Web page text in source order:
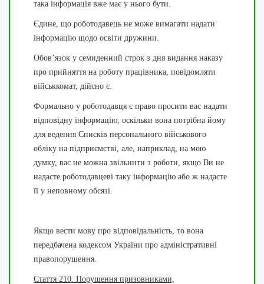
така інформація вже має у нього бути.
Єдине, що роботодавець не може вимагати надати
інформацію щодо освіти дружини.
Обов’язок у семиденний строк з дня видання наказу
про прийняття на роботу працівника, повідомляти
військкомат, дійсно є.
Формально у роботодавця є право просити вас надати
відповідну інформацію, оскільки вона потрібна йому
для ведення Списків персонального військового
обліку на підприємстві, але, наприклад, на мою
думку, вас не можна звільнити з роботи, якщо Ви не
надасте роботодавцеві таку інформацію або ж надасте
її у неповному обсязі.
Якщо вести мову про відповідальність, то вона
передбачена кодексом України про адміністративні
правопорушення.
Стаття 210. Порушення призовниками,